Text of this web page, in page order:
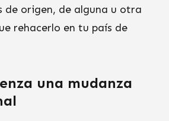
de origen, de alguna u otra
rehacerlo en tu país de
una mudanza